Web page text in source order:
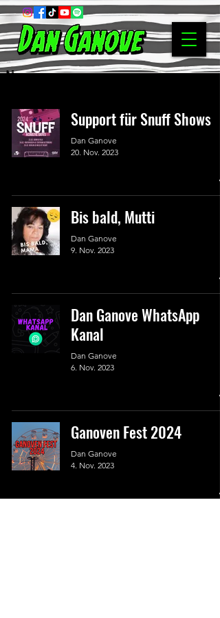
News
Support für Snuff Shows
Dan Ganove
20. Nov. 2023
Bis bald, Mutti
Dan Ganove
9. Nov. 2023
Dan Ganove WhatsApp
Kanal
Dan Ganove
6. Nov. 2023
Ganoven Fest 2024
Dan Ganove
4. Nov. 2023